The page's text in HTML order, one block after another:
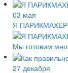
03 мая
Я
Мы готовим
27 декабря